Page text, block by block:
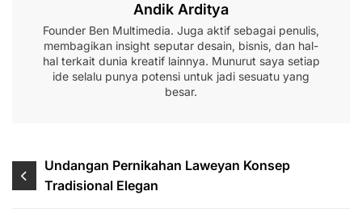
Andik Arditya
Founder Ben Multimedia. Juga aktif sebagai penulis,
membagikan insight seputar desain, bisnis, dan hal-
hal terkait dunia kreatif lainnya. Munurut saya setiap
ide selalu punya potensi untuk jadi sesuatu yang
besar.
Navigasi
pos
Undangan Pernikahan Laweyan Konsep
Tradisional Elegan